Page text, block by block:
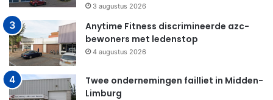
3 augustus 2026
Anytime Fitness discrimineerde azc-
bewoners met ledenstop
4 augustus 2026
Twee ondernemingen failliet in Midden-
Limburg